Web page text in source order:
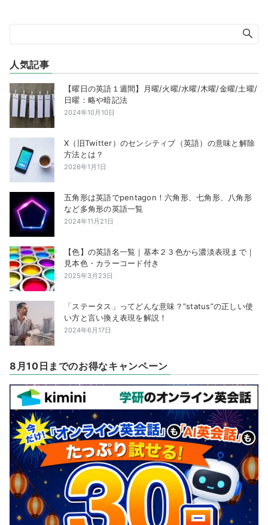
人気記事
【曜日の英語１週間】月曜/火曜/水曜/木曜/金曜/土曜/
日曜：略や暗記法
2024年10月10日
X（旧Twitter）のセンシティブ（英語）の意味と解除
方法とは？
2026年1月1日
五角形は英語でpentagon！六角形、七角形、八角形
など多角形の英語一覧
2024年11月21日
【色】の英語名一覧｜基本２３色から濃淡表現まで｜
見本色・カラーコード付き
2025年3月23日
「ステータス」ってどんな意味？”status”の正しい使
い方と言い換え表現を解説！
2024年6月17日
8月10日までのお得なキャンペーン